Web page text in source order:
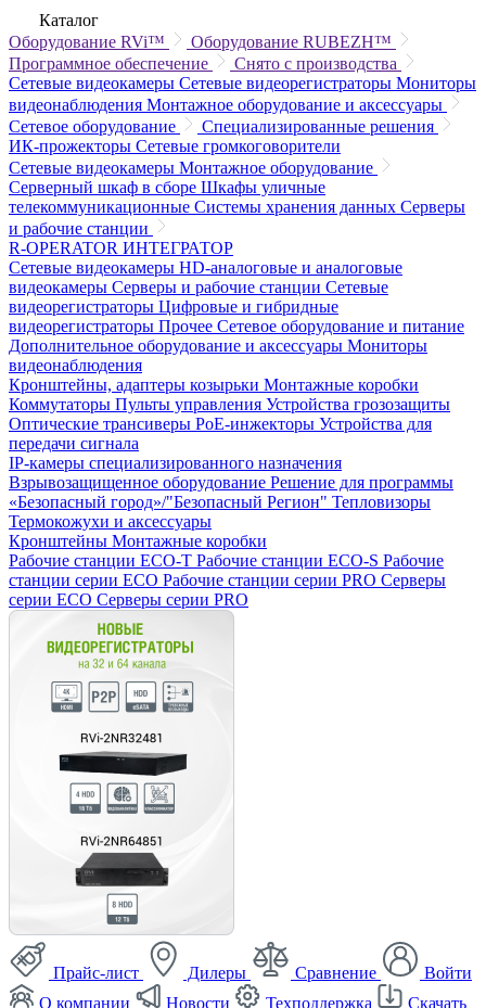
Каталог
Оборудование RVi™
Оборудование RUBEZH™
Программное обеспечение
Снято с производства
Сетевые видеокамеры Сетевые видеорегистраторы Мониторы
видеонаблюдения Монтажное оборудование и аксессуары
Сетевое оборудование
Специализированные решения
ИК-прожекторы Сетевые громкоговорители
Сетевые видеокамеры Монтажное оборудование
Серверный шкаф в сборе Шкафы уличные
телекоммуникационные Системы хранения данных Серверы
и рабочие станции
R-OPERATOR ИНТЕГРАТОР
Сетевые видеокамеры HD-аналоговые и аналоговые
видеокамеры Серверы и рабочие станции Сетевые
видеорегистраторы Цифровые и гибридные
видеорегистраторы Прочее Сетевое оборудование и питание
Дополнительное оборудование и аксессуары Мониторы
видеонаблюдения
Кронштейны, адаптеры козырьки Монтажные коробки
Коммутаторы Пульты управления Устройства грозозащиты
Оптические трансиверы PoE-инжекторы Устройства для
передачи сигнала
IP-камеры специализированного назначения
Взрывозащищенное оборудование Решение для программы
«Безопасный город»/"Безопасный Регион" Тепловизоры
Термокожухи и аксессуары
Кронштейны Монтажные коробки
Рабочие станции ECO-T Рабочие станции ECO-S Рабочие
станции серии ECO Рабочие станции серии PRO Серверы
серии ECO Серверы серии PRO
Прайс-лист Дилеры Сравнение
Войти
О компании
Новости Техподдержка Скачать